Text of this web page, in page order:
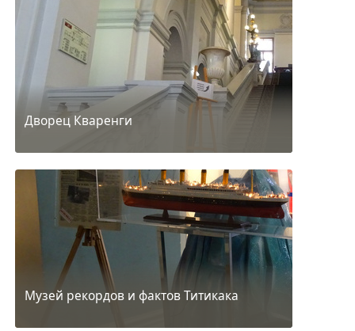
Дворец Кваренги
Музей рекордов и фактов Титикака